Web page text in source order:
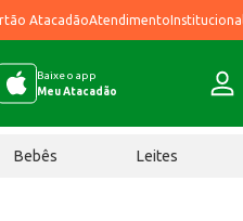
AtacadãoAtendimentoInstitucional
Baixe o app
Meu Atacadão
Bebês Leites